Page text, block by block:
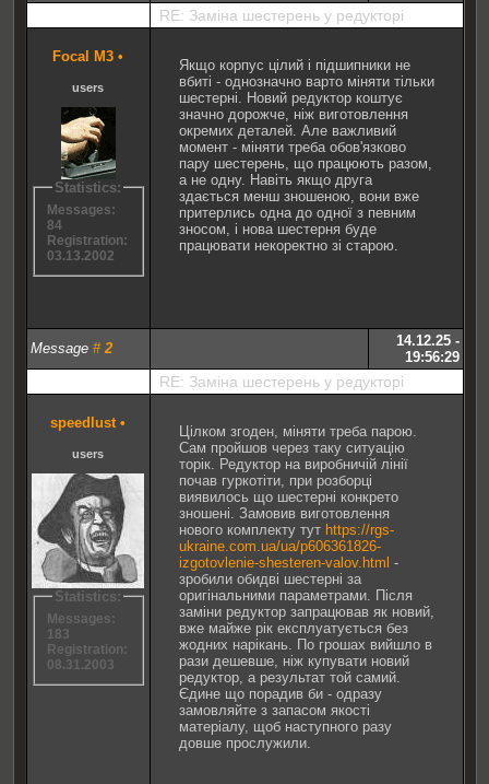
RE: Заміна шестерень у редукторі
Focal M3 •
users
Statistics:
Messages:
84
Registration:
03.13.2002
Якщо корпус цілий і підшипники не
вбиті - однозначно варто міняти тільки
шестерні. Новий редуктор коштує
значно дорожче, ніж виготовлення
окремих деталей. Але важливий
момент - міняти треба обов'язково
пару шестерень, що працюють разом,
а не одну. Навіть якщо друга
здається менш зношеною, вони вже
притерлись одна до одної з певним
зносом, і нова шестерня буде
працювати некоректно зі старою.
Message # 2
14.12.25 -
19:56:29
RE: Заміна шестерень у редукторі
speedlust •
users
Statistics:
Messages:
183
Registration:
08.31.2003
Цілком згоден, міняти треба парою.
Сам пройшов через таку ситуацію
торік. Редуктор на виробничій лінії
почав гуркотіти, при розборці
виявилось що шестерні конкрето
зношені. Замовив виготовлення
нового комплекту тут https://rgs-
ukraine.com.ua/ua/p606361826-
izgotovlenie-shesteren-valov.html -
зробили обидві шестерні за
оригінальними параметрами. Після
заміни редуктор запрацював як новий,
вже майже рік експлуатується без
жодних нарікань. По грошах вийшло в
рази дешевше, ніж купувати новий
редуктор, а результат той самий.
Єдине що порадив би - одразу
замовляйте з запасом якості
матеріалу, щоб наступного разу
довше прослужили.